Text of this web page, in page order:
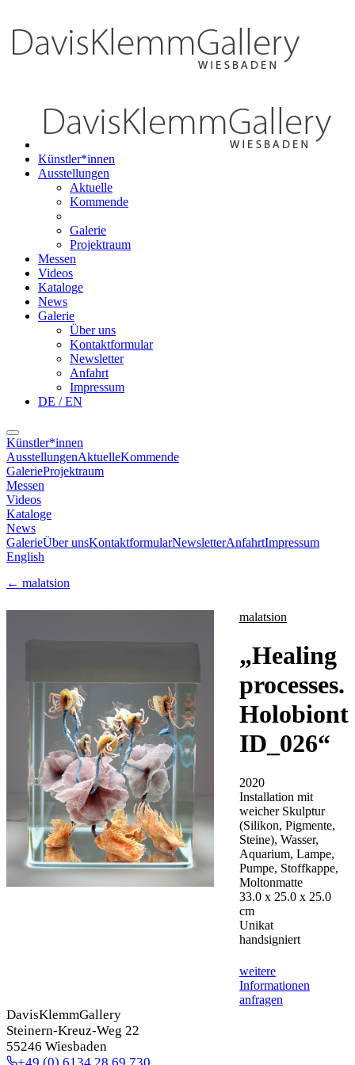
Künstler*innen
Ausstellungen
Aktuelle
Kommende
Galerie
Projektraum
Messen
Videos
Kataloge
News
Galerie
Über uns
Kontaktformular
Newsletter
Anfahrt
Impressum
DE / EN
Künstler*innen
AusstellungenAktuelleKommende
GalerieProjektraum
Messen
Videos
Kataloge
News
GalerieÜber unsKontaktformularNewsletterAnfahrtImpressum
English
← malatsion
malatsion
„Healing
processes.
Holobiont
ID_026“
2020
Installation mit
weicher Skulptur
(Silikon, Pigmente,
Steine), Wasser,
Aquarium, Lampe,
Pumpe, Stoffkappe,
Moltonmatte
33.0 x 25.0 x 25.0
cm
Unikat
handsigniert
weitere
Informationen
anfragen
DavisKlemmGallery
Steinern-Kreuz-Weg 22
55246 Wiesbaden